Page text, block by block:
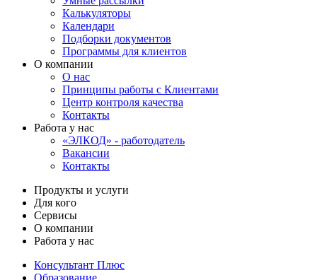
Калькуляторы
Календари
Подборки документов
Программы для клиентов
О компании
О нас
Принципы работы с Клиентами
Центр контроля качества
Контакты
Работа у нас
«ЭЛКОД» - работодатель
Вакансии
Контакты
Продукты и услуги
Для кого
Сервисы
О компании
Работа у нас
Консультант Плюс
Образование